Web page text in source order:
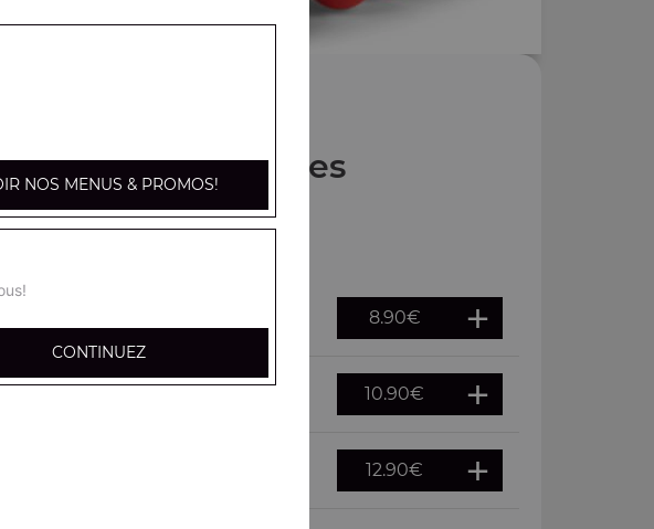
Nos Pâtes
8.90€
10.90€
12.90€
NOS MENUS & PROMOS!
CONTINUEZ